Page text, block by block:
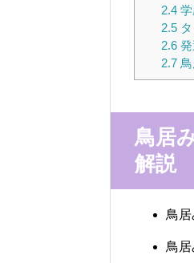
2.4学
2.5タ
2.6発
2.7鳥
鳥居
解説
鳥
鳥